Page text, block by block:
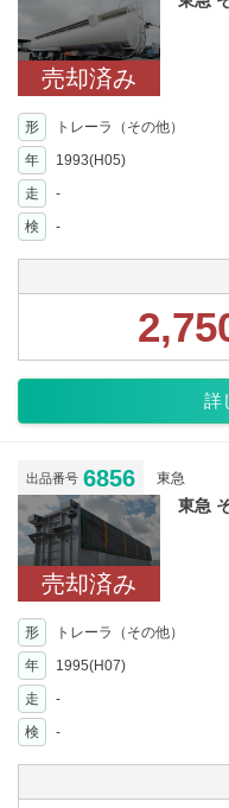
売却済み
形 トレーラ（その他）
年
1993(H05)
走 -
検
-
詳
出品番号 6856 東急
売却済み
東急
形 トレーラ（その他）
年
1995(H07)
走 -
検
-